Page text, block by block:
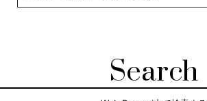
Search